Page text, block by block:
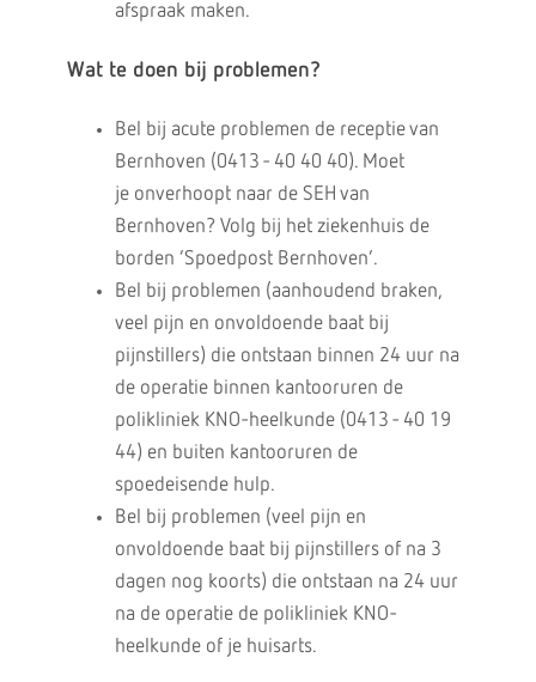
afspraak maken.
Wat te doen bij problemen?
Bel bij acute problemen de receptie van
Bernhoven (0413 - 40 40 40). Moet
je onverhoopt naar de SEH van
Bernhoven? Volg bij het ziekenhuis de
borden ‘Spoedpost Bernhoven’.
Bel bij problemen (aanhoudend braken,
veel pijn en onvoldoende baat bij
pijnstillers) die ontstaan binnen 24 uur na
de operatie binnen kantooruren de
polikliniek KNO-heelkunde (0413 - 40 19
44) en buiten kantooruren de
spoedeisende hulp.
Bel bij problemen (veel pijn en
onvoldoende baat bij pijnstillers of na 3
dagen nog koorts) die ontstaan na 24 uur
na de operatie de polikliniek KNO-
heelkunde of je huisarts.